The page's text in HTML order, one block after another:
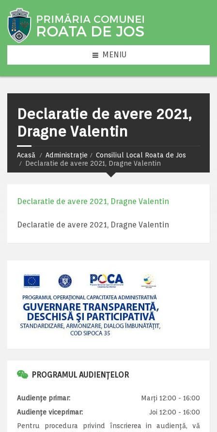
MENIU
Declaratie de avere 2021,
Dragne Valentin
Acasă Administrație
Consiliul Local Roata de Jos
Declaratie de avere 2021, Dragne Valentin
Declaratie de avere 2021, Dragne Valentin
Declaratie de avere 2021, Dragne Valentin
PROGRAMUL AUDIENȚELOR
Audiențe primar:
Marți 12:00 - 16:00
Audiențe viceprimar:
Joi 12:00 - 16:00
Pentru procedura privind înscrierea in audiență, vă